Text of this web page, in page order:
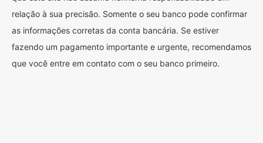
relação à sua precisão. Somente o seu banco pode confirmar
as informações corretas da conta bancária. Se estiver
fazendo um pagamento importante e urgente, recomendamos
que você entre em contato com o seu banco primeiro.